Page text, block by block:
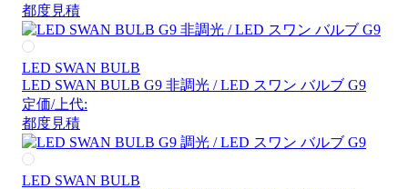
都度見積
LED SWAN BULB
LED SWAN BULB G9 非調光 / LED スワン バルブ G9
定価/上代:
都度見積
LED SWAN BULB